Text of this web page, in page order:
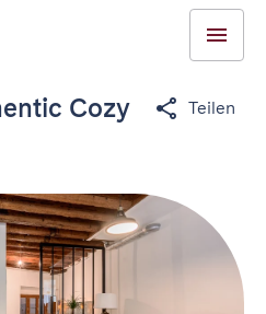
Cozy
Teilen